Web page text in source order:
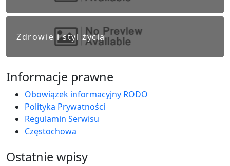
Zdrowie i styl życia
Informacje prawne
Obowiązek informacyjny RODO
Polityka Prywatności
Regulamin Serwisu
Częstochowa
Ostatnie wpisy